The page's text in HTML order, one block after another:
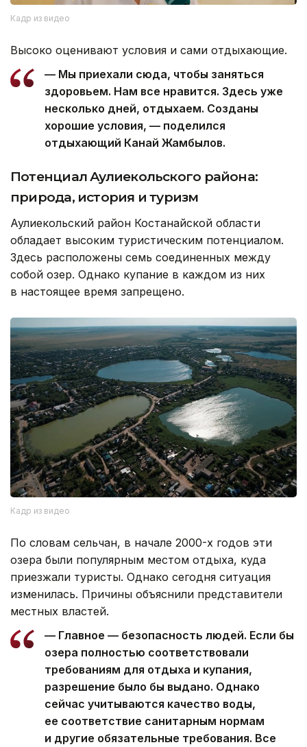
Кадр из видео
Высоко оценивают условия и сами отдыхающие.
— Мы приехали сюда, чтобы заняться
здоровьем. Нам все нравится. Здесь уже
несколько дней, отдыхаем. Созданы
хорошие условия, — поделился
отдыхающий Канай Жамбылов.
Потенциал Аулиекольского района:
природа, история и туризм
Аулиекольский район Костанайской области
обладает высоким туристическим потенциалом.
Здесь расположены семь соединенных между
собой озер. Однако купание в каждом из них
в настоящее время запрещено.
Кадр из видео
По словам сельчан, в начале 2000-х годов эти
озера были популярным местом отдыха, куда
приезжали туристы. Однако сегодня ситуация
изменилась. Причины объяснили представители
местных властей.
— Главное — безопасность людей. Если бы
озера полностью соответствовали
требованиям для отдыха и купания,
разрешение было бы выдано. Однако
сейчас учитываются качество воды,
ее соответствие санитарным нормам
и другие обязательные требования. Все